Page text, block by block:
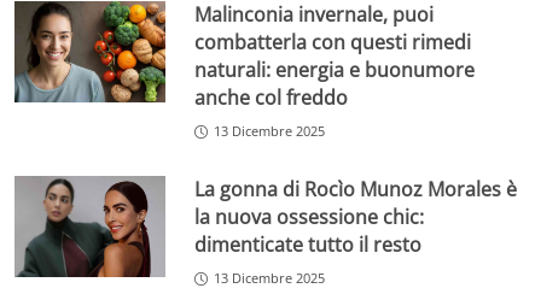
Malinconia invernale, puoi
combatterla con questi rimedi
naturali: energia e buonumore
anche col freddo
13 Dicembre 2025
La gonna di Rocìo Munoz Morales è
la nuova ossessione chic:
dimenticate tutto il resto
13 Dicembre 2025